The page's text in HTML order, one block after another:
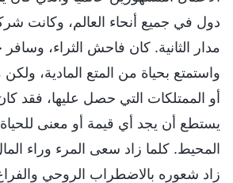
دول في جميع أنحاء العالم، وكانت
مدار الثانية. كان فاحش الثراء، وسافر
واستمتع بحياة من المتع المادية،
أو الممتلكات التي حصل عليها، فقد
يستطع أن يجد أي قيمة أو معنى
المحيط. كلما زاد سعى المرء وراء
زاد شعوره بالاضطراب الروحي